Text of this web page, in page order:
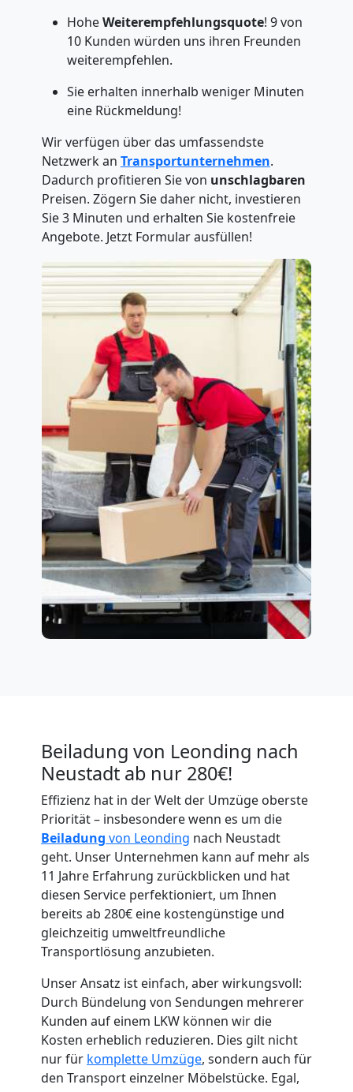
HoheWeiterempfehlungsquote! 9 von
10 Kunden würden uns ihren Freunden
weiterempfehlen.
Sie erhalten innerhalb weniger Minuten
eine Rückmeldung!
Wir verfügen über das umfassendste
Netzwerk an Transportunternehmen.
Dadurch profitieren Sie von unschlagbaren
Preisen. Zögern Sie daher nicht, investieren
Sie 3 Minuten und erhalten Sie kostenfreie
Angebote. Jetzt Formular ausfüllen!
Beiladung von Leonding nach
Neustadt ab nur 280€!
Effizienz hat in der Welt der Umzüge oberste
Priorität – insbesondere wenn es um die
Beiladung von Leonding nach Neustadt
geht. Unser Unternehmen kann auf mehr als
11 Jahre Erfahrung zurückblicken und hat
diesen Service perfektioniert, um Ihnen
bereits ab 280€ eine kostengünstige und
gleichzeitig umweltfreundliche
Transportlösung anzubieten.
Unser Ansatz ist einfach, aber wirkungsvoll:
Durch Bündelung von Sendungen mehrerer
Kunden auf einem LKW können wir die
Kosten erheblich reduzieren. Dies gilt nicht
nur für komplette Umzüge, sondern auch für
den Transport einzelner Möbelstücke. Egal,
Umzugshelfer
Leonding
Möbeltaxi
Leonding
Kleintransport
Leonding